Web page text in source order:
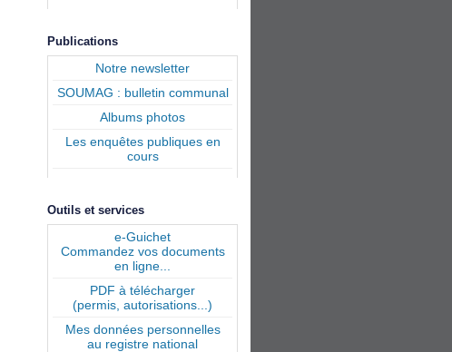
Publications
Notre newsletter
SOUMAG : bulletin communal
Albums photos
Les enquêtes publiques en
cours
Outils et services
e-Guichet
Commandez vos documents
en ligne...
PDF à télécharger
(permis, autorisations...)
Mes données personnelles
au registre national